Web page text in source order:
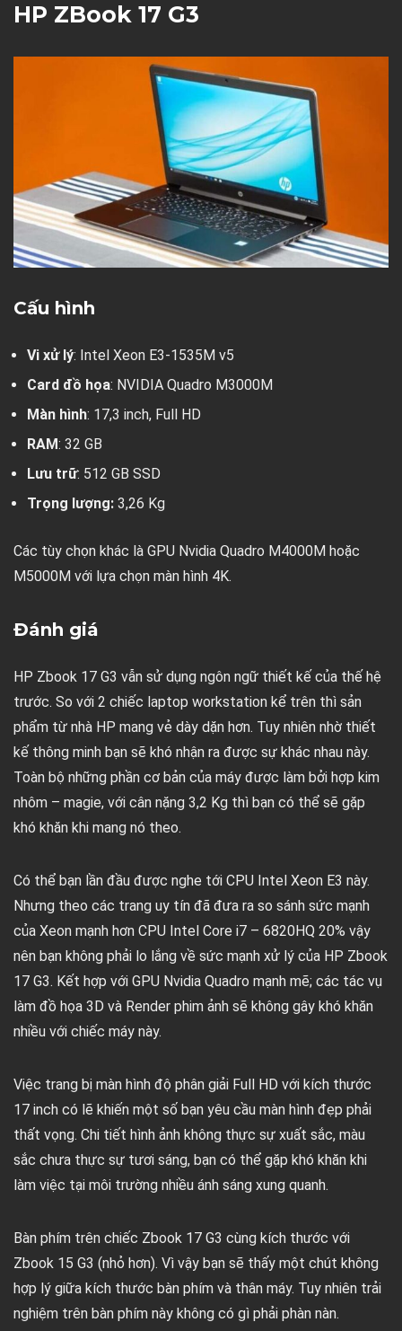
HP ZBook 17 G3
Cấu hình
Vi xử lý: Intel Xeon E3-1535M v5
Card đồ họa: NVIDIA Quadro M3000M
Màn hình: 17,3 inch, Full HD
RAM: 32 GB
Lưu trữ: 512 GB SSD
Trọng lượng: 3,26 Kg
Các tùy chọn khác là GPU Nvidia Quadro M4000M hoặc
M5000M với lựa chọn màn hình 4K.
Đánh giá
HP Zbook 17 G3 vẫn sử dụng ngôn ngữ thiết kế của thế hệ
trước. So với 2 chiếc laptop workstation kể trên thì sản
phẩm từ nhà HP mang vẻ dày dặn hơn. Tuy nhiên nhờ thiết
kế thông minh bạn sẽ khó nhận ra được sự khác nhau này.
Toàn bộ những phần cơ bản của máy được làm bởi hợp kim
nhôm – magie, với cân nặng 3,2 Kg thì bạn có thể sẽ gặp
khó khăn khi mang nó theo.
Có thể bạn lần đầu được nghe tới CPU Intel Xeon E3 này.
Nhưng theo các trang uy tín đã đưa ra so sánh sức mạnh
của Xeon mạnh hơn CPU Intel Core i7 – 6820HQ 20% vậy
nên bạn không phải lo lắng về sức mạnh xử lý của HP Zbook
17 G3. Kết hợp với GPU Nvidia Quadro mạnh mẽ; các tác vụ
làm đồ họa 3D và Render phim ảnh sẽ không gây khó khăn
nhiều với chiếc máy này.
Việc trang bị màn hình độ phân giải Full HD với kích thước
17 inch có lẽ khiến một số bạn yêu cầu màn hình đẹp phải
thất vọng. Chi tiết hình ảnh không thực sự xuất sắc, màu
sắc chưa thực sự tươi sáng, bạn có thể gặp khó khăn khi
làm việc tại môi trường nhiều ánh sáng xung quanh.
Bàn phím trên chiếc Zbook 17 G3 cùng kích thước với
Zbook 15 G3 (nhỏ hơn). Vì vậy bạn sẽ thấy một chút không
hợp lý giữa kích thước bàn phím và thân máy. Tuy nhiên trải
nghiệm trên bàn phím này không có gì phải phàn nàn.